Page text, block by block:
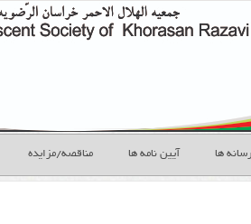
رسانه ها آیین نامه ها مناقصه/مزایده